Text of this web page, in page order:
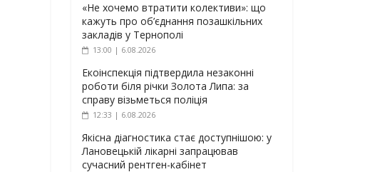
«Не хочемо втратити колективи»: що
кажуть про об’єднання позашкільних
закладів у Тернополі
13:00 | 6.08.2026
Екоінспекція підтвердила незаконні
роботи біля річки Золота Липа: за
справу візьметься поліція
12:33 | 6.08.2026
Якісна діагностика стає доступнішою: у
Лановецькій лікарні запрацював
сучасний рентген-кабінет